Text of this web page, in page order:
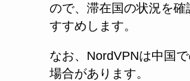
ので、滞在国の状況を確
すすめします。
なお、NordVPNは中国
場合があります。